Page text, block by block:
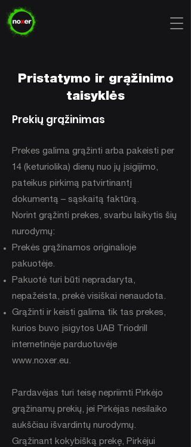
Pristatymo ir grąžinimo
taisyklės
Prekių grąžinimas
Prekes galima grąžinti arba pakeisti per
14 (keturiolika) dienų nuo jų įsigijimo,
pateikus pirkimą patvirtinantį
dokumentą – sąskaitą faktūrą.
Norint grąžinti prekes, svarbu laikytis šių
nurodymų:
Prekės grąžinamos originalioje
pakuotėje.
Pakuotė turi būti nepradaryta,
nepažeista, prekė visiškai nenaudota.
Grąžinti ir keisti galima tik tas prekes,
kurios buvo įsigytos UAB Triodrill
internetinėje parduotuvėje
www.noxer.eu.
Pardavėjas turi teisę nepriimti Pirkėjo
grąžinamų prekių, jei Pirkėjas nesilaiko
aukščiau išvardintų nurodymų.
Grąžinant kokybišką prekę, Pirkėjui